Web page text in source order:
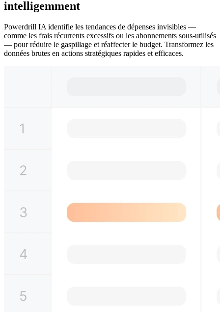
intelligemment
Powerdrill IA identifie les tendances de dépenses invisibles —
comme les frais récurrents excessifs ou les abonnements sous-utilisés
— pour réduire le gaspillage et réaffecter le budget. Transformez les
données brutes en actions stratégiques rapides et efficaces.